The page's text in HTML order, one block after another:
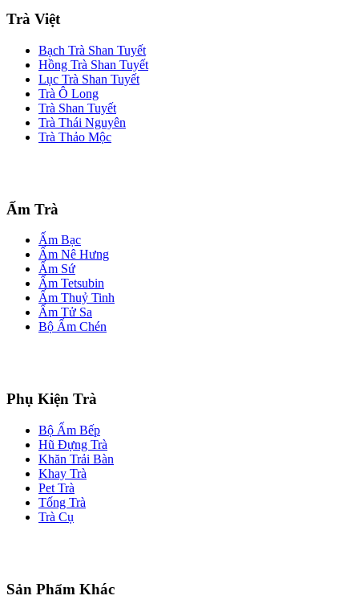
Trà Việt
Bạch Trà Shan Tuyết
Hồng Trà Shan Tuyết
Lục Trà Shan Tuyết
Trà Ô Long
Trà Shan Tuyết
Trà Thái Nguyên
Trà Thảo Mộc
Ấm Trà
Ấm Bạc
Ấm Nê Hưng
Ấm Sứ
Ấm Tetsubin
Ấm Thuỷ Tinh
Ấm Tử Sa
Bộ Ấm Chén
Phụ Kiện Trà
Bộ Ấm Bếp
Hũ Đựng Trà
Khăn Trải Bàn
Khay Trà
Pet Trà
Tống Trà
Trà Cụ
Sản Phẩm Khác